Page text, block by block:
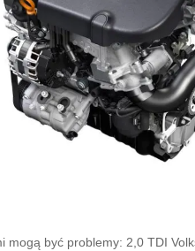
mogą być problemy: 2,0 TDI